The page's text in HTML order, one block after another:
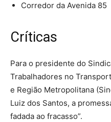
Corredor da Avenida 85
Críticas
Para o presidente do
Trabalhadores no
e Região Metropolitana
Luiz dos Santos, a
fadada ao fracasso”.